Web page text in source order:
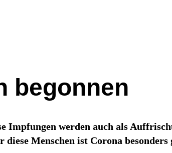
begonnen
Impfungen werden auch als
Menschen ist Corona